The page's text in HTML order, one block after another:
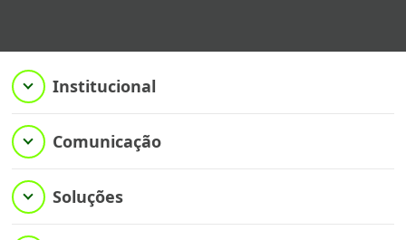
Institucional
Comunicação
Soluções